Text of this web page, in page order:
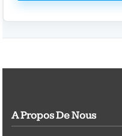
A Propos De Nous